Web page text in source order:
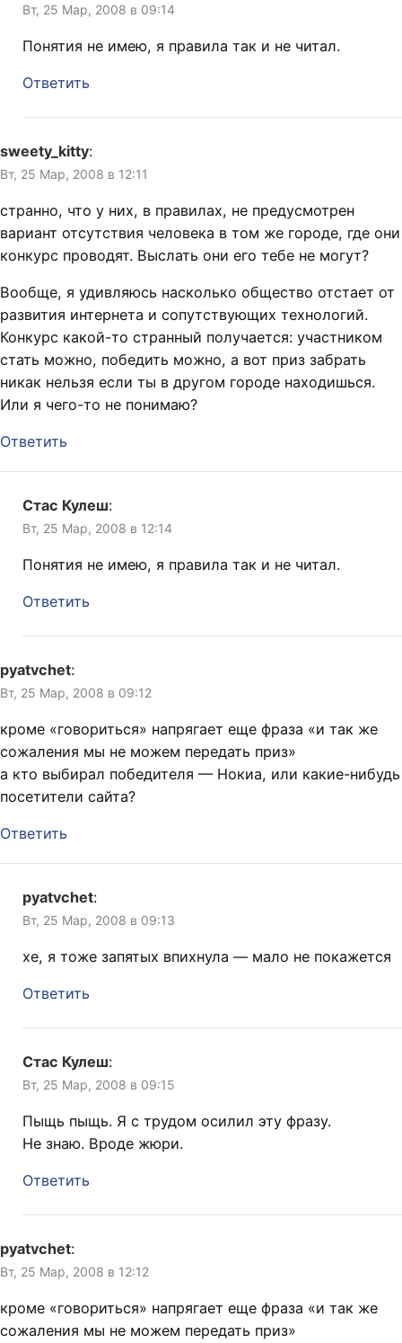
Вт, 25 Мар, 2008 в 09:14
Понятия не имею, я правила так и не читал.
Ответить
sweety_kitty:
Вт, 25 Мар, 2008 в 12:11
странно, что у них, в правилах, не предусмотрен
вариант отсутствия человека в том же городе, где они
конкурс проводят. Выслать они его тебе не могут?
Вообще, я удивляюсь насколько общество отстает от
развития интернета и сопутствующих технологий.
Конкурс какой-то странный получается: участником
стать можно, победить можно, а вот приз забрать
никак нельзя если ты в другом городе находишься.
Или я чего-то не понимаю?
Ответить
Стас Кулеш:
Вт, 25 Мар, 2008 в 12:14
Понятия не имею, я правила так и не читал.
Ответить
pyatvchet:
Вт, 25 Мар, 2008 в 09:12
кроме «говориться» напрягает еще фраза «и так же
сожаления мы не можем передать приз»
а кто выбирал победителя — Нокиа, или какие-нибудь
посетители сайта?
Ответить
pyatvchet:
Вт, 25 Мар, 2008 в 09:13
хе, я тоже запятых впихнула — мало не покажется
Ответить
Стас Кулеш:
Вт, 25 Мар, 2008 в 09:15
Пыщь пыщь. Я с трудом осилил эту фразу.
Не знаю. Вроде жюри.
Ответить
pyatvchet:
Вт, 25 Мар, 2008 в 12:12
кроме «говориться» напрягает еще фраза «и так же
сожаления мы не можем передать приз»